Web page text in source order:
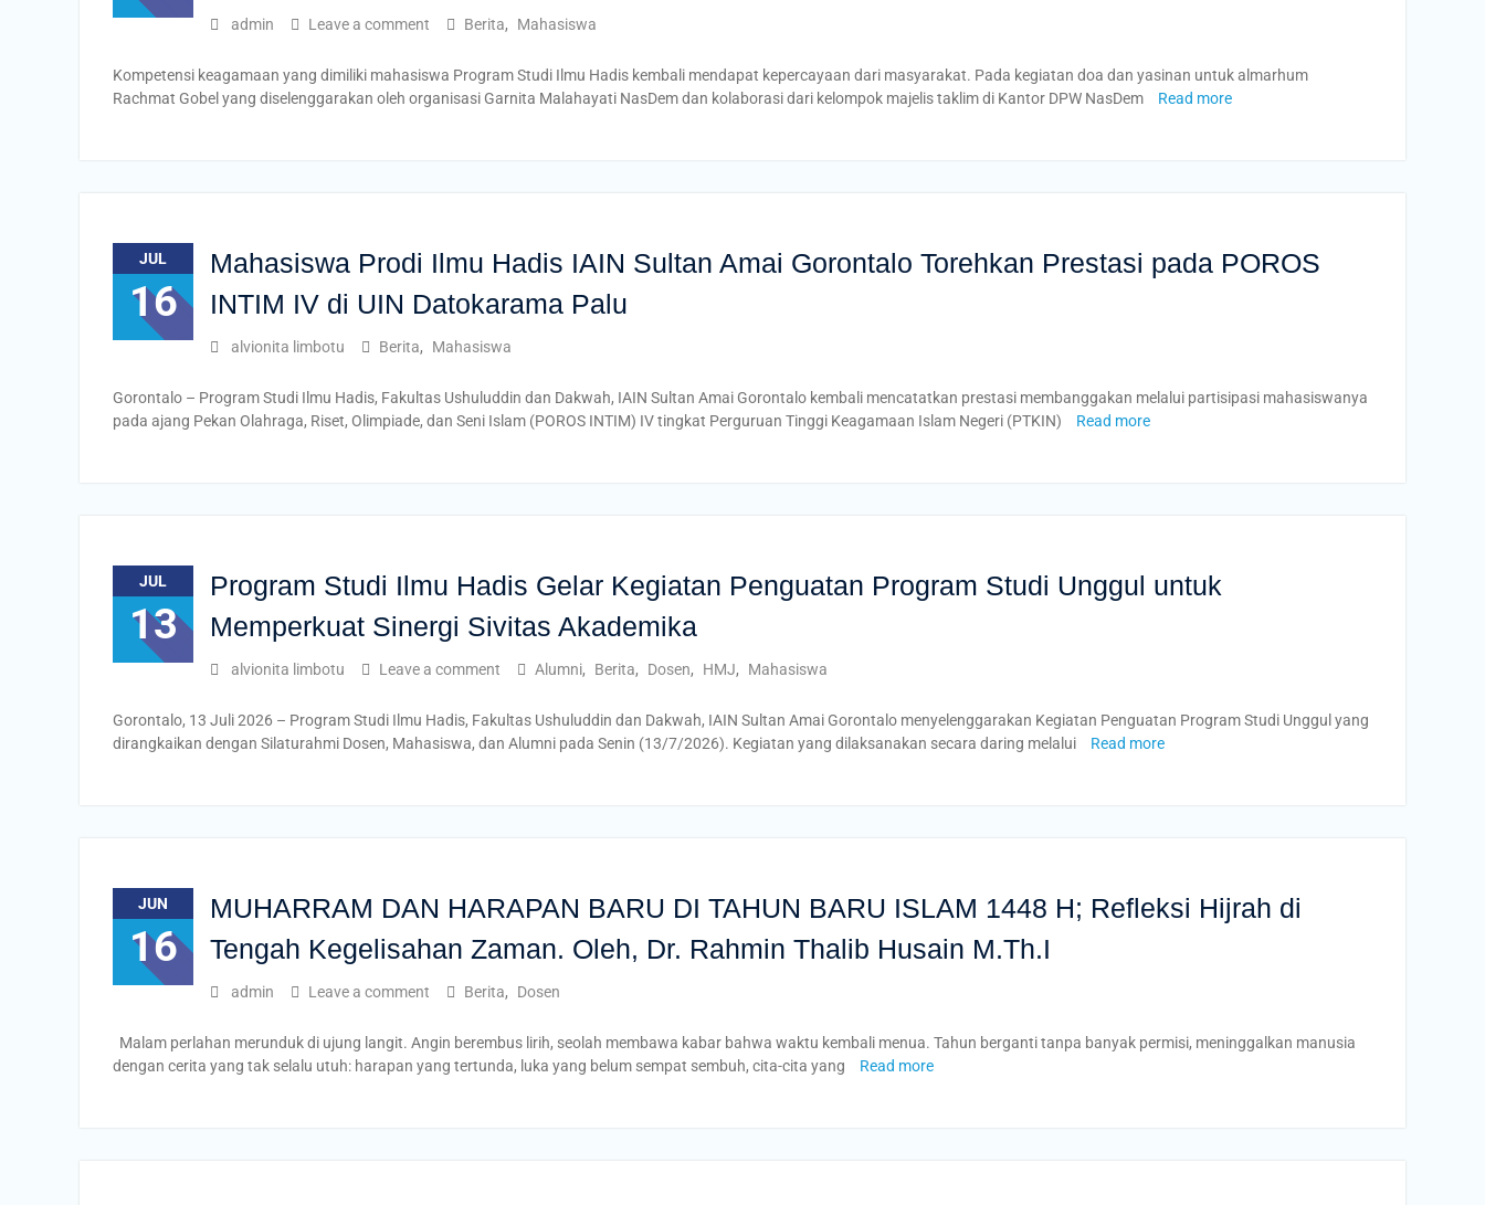
admin Leave a comment Berita, Mahasiswa
Kompetensi keagamaan yang dimiliki mahasiswa Program Studi Ilmu Hadis kembali mendapat kepercayaan dari masyarakat. Pada kegiatan doa dan yasinan untuk almarhum
Rachmat Gobel yang diselenggarakan oleh organisasi Garnita Malahayati NasDem dan kolaborasi dari kelompok majelis taklim di Kantor DPW NasDem
Read more
JUL
16
Mahasiswa Prodi Ilmu Hadis IAIN Sultan Amai Gorontalo Torehkan Prestasi pada POROS
INTIM IV di UIN Datokarama Palu
alvionita limbotu Berita, Mahasiswa
Gorontalo – Program Studi Ilmu Hadis, Fakultas Ushuluddin dan Dakwah, IAIN Sultan Amai Gorontalo kembali mencatatkan prestasi membanggakan melalui partisipasi mahasiswanya
pada ajang Pekan Olahraga, Riset, Olimpiade, dan Seni Islam (POROS INTIM) IV tingkat Perguruan Tinggi Keagamaan Islam Negeri (PTKIN)
Read more
JUL
13
Program Studi Ilmu Hadis Gelar Kegiatan Penguatan Program Studi Unggul untuk
Memperkuat Sinergi Sivitas Akademika
alvionita limbotu Leave a comment Alumni, Berita, Dosen, HMJ, Mahasiswa
Gorontalo, 13 Juli 2026 – Program Studi Ilmu Hadis, Fakultas Ushuluddin dan Dakwah, IAIN Sultan Amai Gorontalo menyelenggarakan Kegiatan Penguatan Program Studi Unggul yang
dirangkaikan dengan Silaturahmi Dosen, Mahasiswa, dan Alumni pada Senin (13/7/2026). Kegiatan yang dilaksanakan secara daring melalui
Read more
JUN
16
MUHARRAM DAN HARAPAN BARU DI TAHUN BARU ISLAM 1448 H; Refleksi Hijrah di
Tengah Kegelisahan Zaman. Oleh, Dr. Rahmin Thalib Husain M.Th.I
admin Leave a comment Berita, Dosen
Malam perlahan merunduk di ujung langit. Angin berembus lirih, seolah membawa kabar bahwa waktu kembali menua. Tahun berganti tanpa banyak permisi, meninggalkan manusia
dengan cerita yang tak selalu utuh: harapan yang tertunda, luka yang belum sempat sembuh, cita-cita yang
Read more